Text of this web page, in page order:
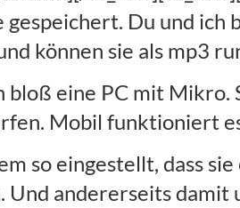
Du und ich
können sie als mp3
bloß eine PC mit
Mobil funktioniert
so eingestellt, dass
Und andererseits